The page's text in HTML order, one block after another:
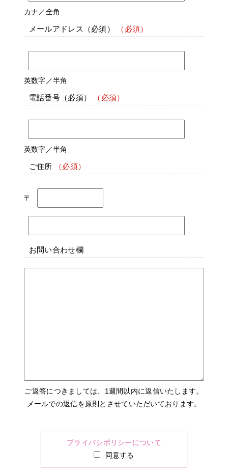
カナ／全角
メールアドレス （必須）
英数字／半角
電話番号 （必須）
英数字／半角
ご住所
〒
お問い合わせ欄
ご返答につきましては、1週間以内に返信いたします。
メールでの返信を原則とさせていただいております。
プライバシポリシーについて
同意する